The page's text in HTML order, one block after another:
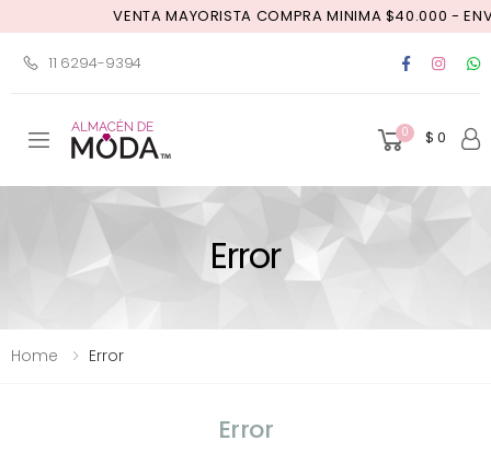
VENTA MAYORISTA COMPRA MINIMA $40.000 -
11 6294-9394
Toggle mobile menu
0 $ 0
Error
Home Error
Error